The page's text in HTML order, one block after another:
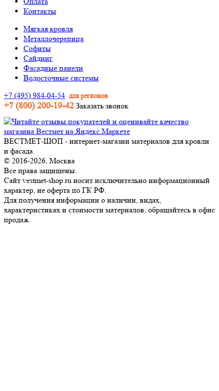
Контакты
Мягкая кровля
Металлочерепица
Софиты
Сайдинг
Фасадные панели
Водосточные системы
+7 (495) 984-04-54 для регионов
+7 (800) 200-19-42 Заказать звонок
ВЕСТМЕТ-ШОП - интернет-магазин материалов для кровли
и фасада.
© 2016-2026, Москва
Все права защищены.
Сайт vestmet-shop.ru носит исключительно информационный
характер, не оферта по ГК РФ.
Для получения информации о наличии, видах,
характеристиках и стоимости материалов, обращайтесь в офис
продаж.